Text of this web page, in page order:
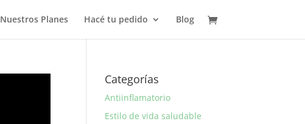
Nuestros Planes Hacé tu pedido Blog
Categorías
Antiinflamatorio
Estilo de vida saludable